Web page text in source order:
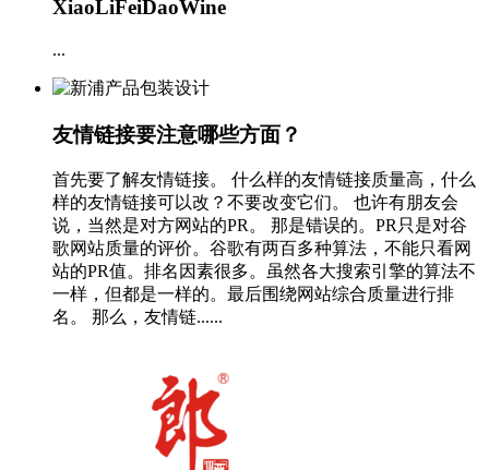
XiaoLiFeiDaoWine
...
友情链接要注意哪些方面？
首先要了解友情链接。 什么样的友情链接质量高，什么
样的友情链接可以改？不要改变它们。 也许有朋友会
说，当然是对方网站的PR。 那是错误的。PR只是对谷
歌网站质量的评价。谷歌有两百多种算法，不能只看网
站的PR值。排名因素很多。虽然各大搜索引擎的算法不
一样，但都是一样的。最后围绕网站综合质量进行排
名。 那么，友情链......